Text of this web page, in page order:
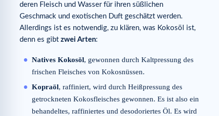
der Behandlung von Dehnungsstreifen?
deren Fleisch und Wasser für ihren süßlichen
Geschmack und exotischen Duft geschätzt werden.
Allerdings ist es notwendig, zu klären, was Kokosöl ist,
denn es gibt zwei Arten:
Natives Kokosöl, gewonnen durch Kaltpressung des
frischen Fleisches von Kokosnüssen.
Kopraöl, raffiniert, wird durch Heißpressung des
getrockneten Kokosfleisches gewonnen. Es ist also ein
behandeltes, raffiniertes und desodoriertes Öl. Es wird